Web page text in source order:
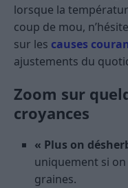
lorsque la
coup de mou,
sur les causes
ajustements du
Zoom sur
croyances
« Plus on
uniquement si
graines.